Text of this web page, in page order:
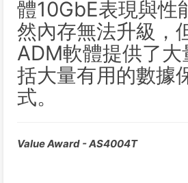
體10GbE表現與性
然內存無法升級，
ADM軟體提供了
括大量有用的數據
式。
Value Award - AS4004T